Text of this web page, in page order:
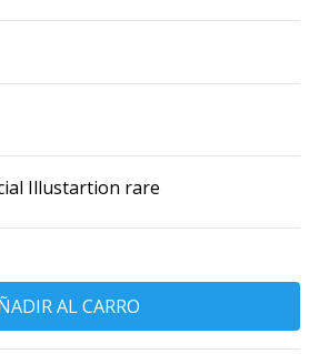
Illustartion rare